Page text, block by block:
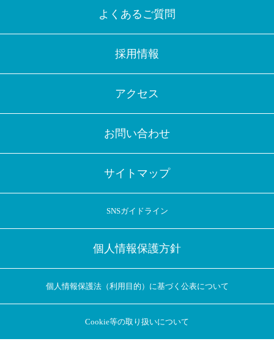
よくあるご質問
採用情報
アクセス
お問い合わせ
サイトマップ
SNSガイドライン
個人情報保護方針
個人情報保護法（利用目的）に基づく公表について
Cookie等の取り扱いについて